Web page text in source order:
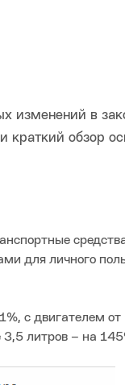
изменений в
краткий обзор
для личного
с двигателем
литров – на